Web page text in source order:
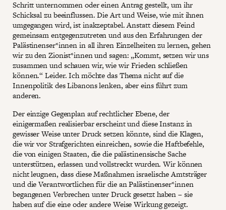
Schritt unternommen oder einen Antrag gestellt, um ihr
Schicksal zu beeinflussen. Die Art und Weise, wie mit ihnen
umgegangen wird, ist inakzeptabel. Anstatt diesem Feind
gemeinsam entgegenzutreten und aus den Erfahrungen der
Palästinenser*innen in all ihren Einzelheiten zu lernen, gehen
wir zu den Zionist*innen und sagen: „Kommt, setzen wir uns
zusammen und schauen wir, wie wir Frieden schließen
können.“ Leider. Ich möchte das Thema nicht auf die
Innenpolitik des Libanons lenken, aber eins führt zum
anderen.
Der einzige Gegenplan auf rechtlicher Ebene, der
einigermaßen realisierbar erscheint und diese Instanz in
gewisser Weise unter Druck setzen könnte, sind die Klagen,
die wir vor Strafgerichten einreichen, sowie die Haftbefehle,
die von einigen Staaten, die die palästinensische Sache
unterstützen, erlassen und vollstreckt wurden. Wir können
nicht leugnen, dass diese Maßnahmen israelische Amtsträger
und die Verantwortlichen für die an Palästinenser*innen
begangenen Verbrechen unter Druck gesetzt haben – sie
haben auf die eine oder andere Weise Wirkung gezeigt.